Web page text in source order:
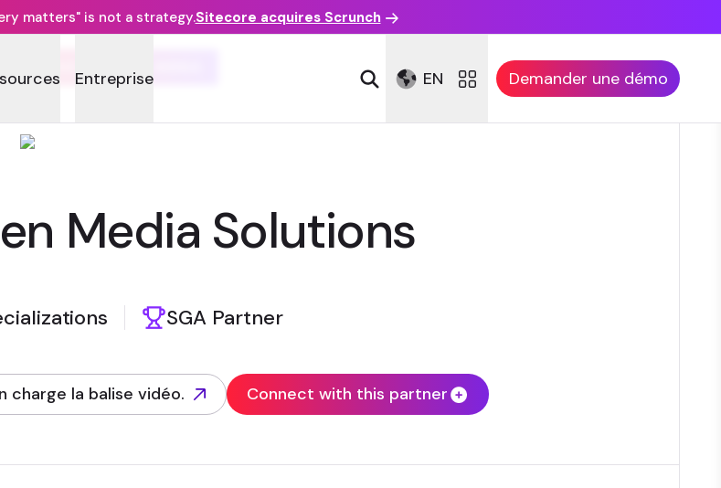
matters" is not a strategy.Sitecore acquires Scrunch
Entreprise EN Demander une démo
Media Solutions
SGA Partner
charge la balise vidéo. Connect with this partner